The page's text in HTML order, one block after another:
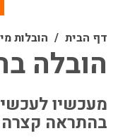
דף הבית הובלות
הובלה
מעכשיו
בהתראה קצרה